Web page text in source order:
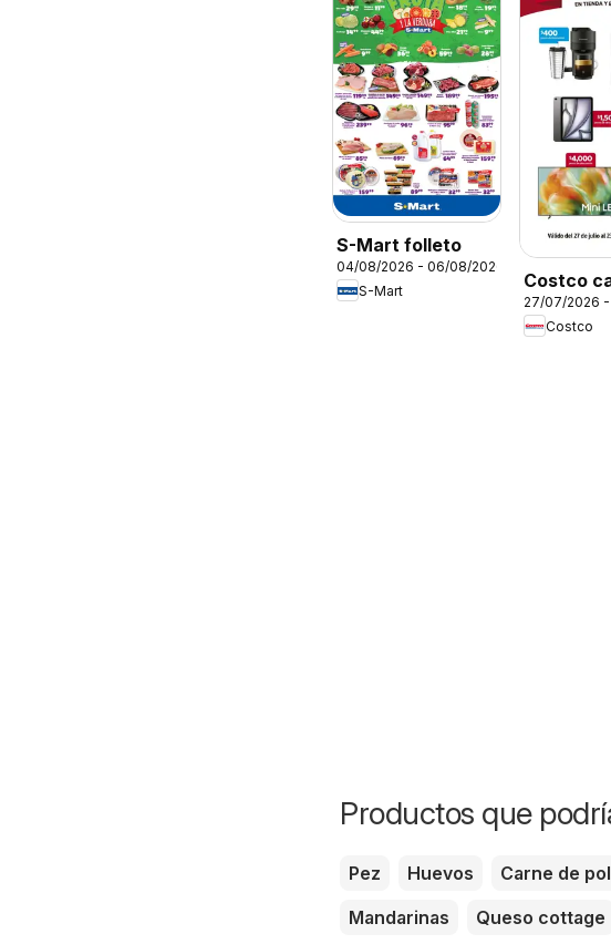
S-Mart folleto
04/08/2026 - 06/08/2026
S-Mart
Costco
27/07/2026 -
Costco
Productos que
Pez Huevos Carne de
Mandarinas
Queso cottage